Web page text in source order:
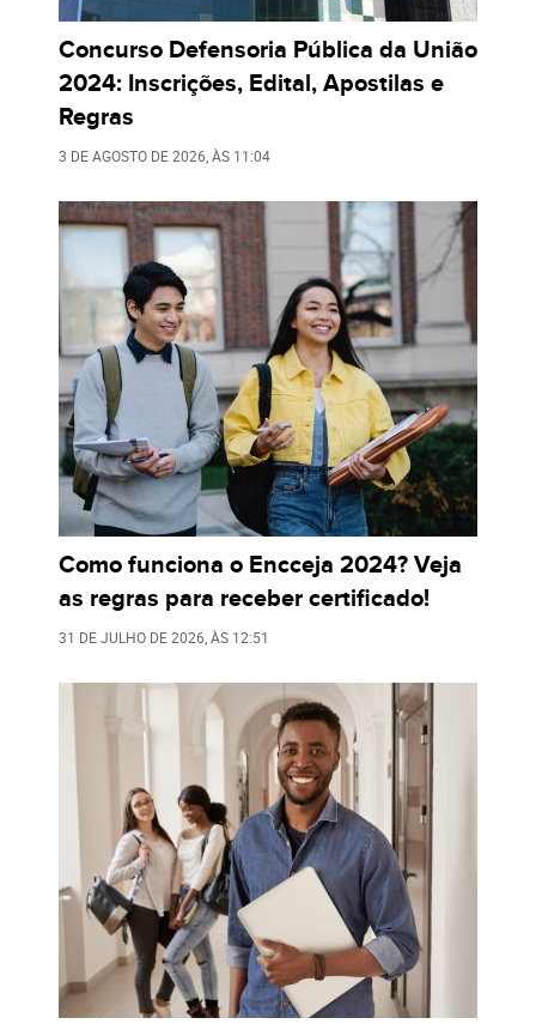
Concurso Defensoria Pública da União
2024: Inscrições, Edital, Apostilas e
Regras
3 DE AGOSTO DE 2026 , ÀS 11:04
Como funciona o Encceja 2024? Veja
as regras para receber certificado!
31 DE JULHO DE 2026 , ÀS 12:51